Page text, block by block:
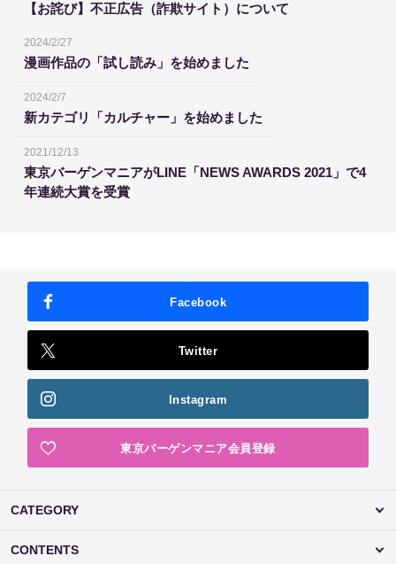
【お詫び】不正広告（詐欺サイト）について
2024/2/27
漫画作品の「試し読み」を始めました
2024/2/7
新カテゴリ「カルチャー」を始めました
2021/12/13
東京バーゲンマニアがLINE「NEWS AWARDS 2021」で4
年連続大賞を受賞
Facebook
Twitter
Instagram
東京バーゲンマニア会員登録
CATEGORY
CONTENTS